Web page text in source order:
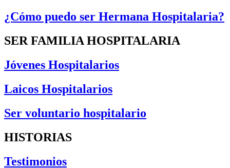
¿Cómo puedo ser Hermana Hospitalaria?
SER FAMILIA HOSPITALARIA
Jóvenes Hospitalarios
Laicos Hospitalarios
Ser voluntario hospitalario
HISTORIAS
Testimonios